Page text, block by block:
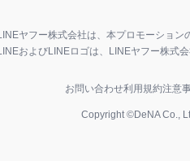
ヤフー株式会社は、本プロモーション
およびLINEロゴは、LINEヤフー株式会
お問い合わせ利用規約注意
Copyright ©DeNA Co.,